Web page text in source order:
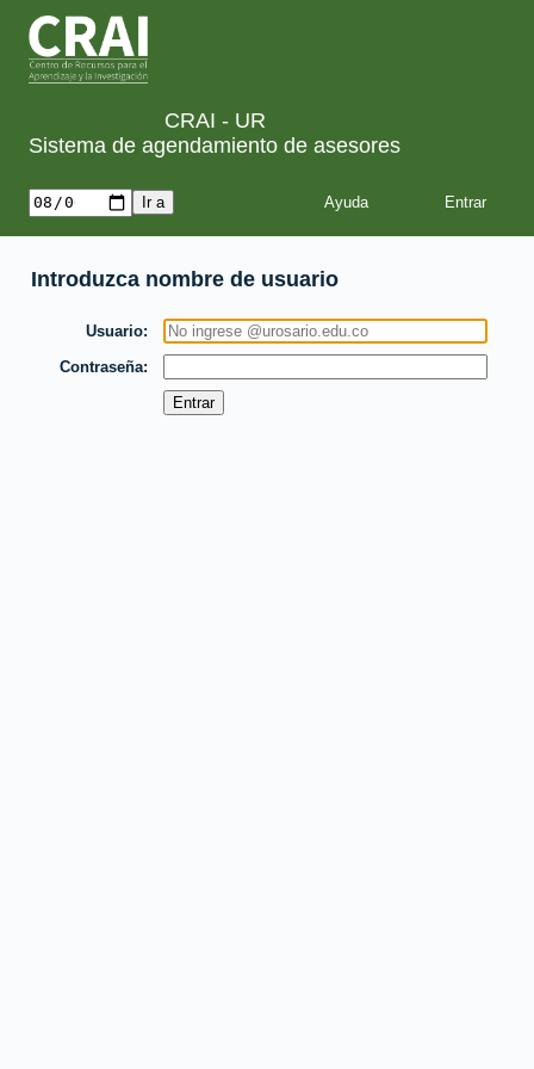
CRAI - UR
Sistema de agendamiento de asesores
Ayuda
Introduzca nombre de usuario
Usuario
Contraseña